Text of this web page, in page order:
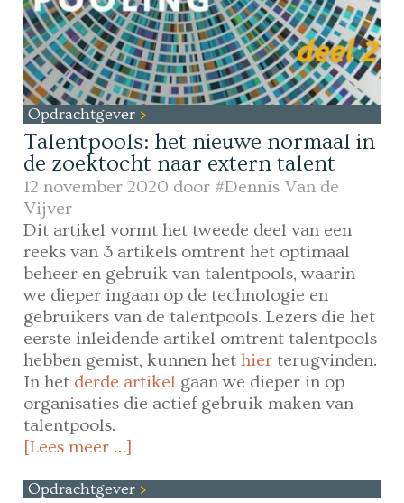
Opdrachtgever
Talentpools: het nieuwe normaal in
de zoektocht naar extern talent
12 november 2020 door #Dennis Van de
Vijver
Dit artikel vormt het tweede deel van een
reeks van 3 artikels omtrent het optimaal
beheer en gebruik van talentpools, waarin
we dieper ingaan op de technologie en
gebruikers van de talentpools. Lezers die het
eerste inleidende artikel omtrent talentpools
hebben gemist, kunnen hethier terugvinden.
In het derde artikel gaan we dieper in op
organisaties die actief gebruik maken van
talentpools.
[Lees meer …]
Opdrachtgever